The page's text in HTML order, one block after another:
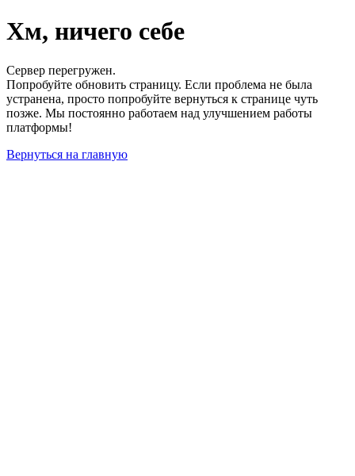
Хм, ничего себе
Сервер перегружен.
Попробуйте обновить страницу. Если проблема не была
устранена, просто попробуйте вернуться к странице чуть
позже. Мы постоянно работаем над улучшением работы
платформы!
Вернуться на главную